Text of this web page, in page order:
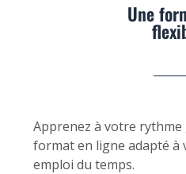
Une
Apprenez à votre rythme
format en ligne adapté à
emploi du temps.